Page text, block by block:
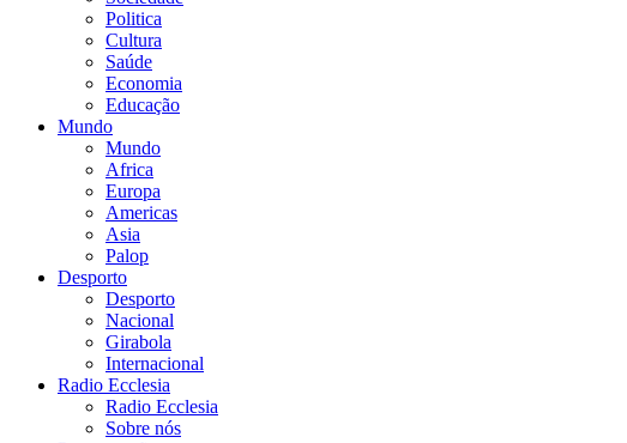
Politica
Cultura
Saúde
Economia
Educação
Mundo
Mundo
Africa
Europa
Americas
Asia
Palop
Desporto
Desporto
Nacional
Girabola
Internacional
Radio Ecclesia
Radio Ecclesia
Sobre nós